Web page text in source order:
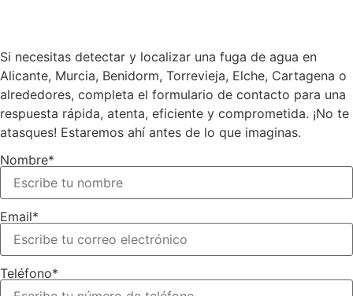
Si necesitas detectar y localizar una fuga de agua en
Alicante, Murcia, Benidorm, Torrevieja, Elche, Cartagena o
alrededores, completa el formulario de contacto para una
respuesta rápida, atenta, eficiente y comprometida. ¡No te
atasques! Estaremos ahí antes de lo que imaginas.
Nombre*
Email*
Teléfono*